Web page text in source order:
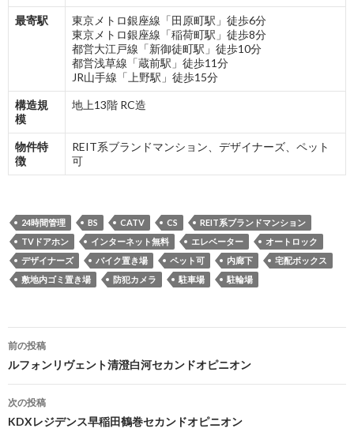
最寄駅
東京メトロ銀座線「田原町駅」徒歩6分
東京メトロ銀座線「稲荷町駅」徒歩8分
都営大江戸線「新御徒町駅」徒歩10分
都営浅草線「蔵前駅」徒歩11分
JR山手線「上野駅」徒歩15分
構造規
模
地上13階 RC造
物件特
徴
REIT系ブランドマンション、デザイナーズ、ペット
可
24時間管理 BS CATV CS
REIT系ブランドマンション
TVドアホン
インターネット無料 エレベーター
オートロック
デザイナーズ
バイク置き場 ペット可 内廊下
宅配ボックス
敷地内ゴミ置き場
防犯カメラ 駐車場 駐輪場
投
稿
ナ
ビ
前の投稿
ルフォンリヴェント清澄白河セカンドオピニオン
次の投稿
KDXレジデンス早稲田鶴巻セカンドオピニオン